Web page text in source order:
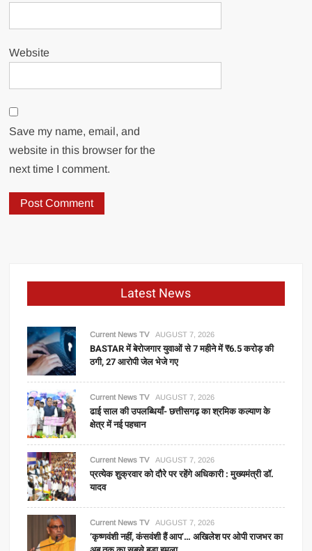
Website
Save my name, email, and
website in this browser for the
next time I comment.
Latest News
Current News TV AUGUST 7, 2026
BASTAR में बेरोजगार युवाओं से 7 महीने में ₹6.5 करोड़ की
ठगी, 27 आरोपी जेल भेजे गए
Current News TV AUGUST 7, 2026
ढाई साल की उपलब्धियाँ- छत्तीसगढ़ का श्रमिक कल्याण के
क्षेत्र में नई पहचान
Current News TV AUGUST 7, 2026
प्रत्येक शुक्रवार को दौरे पर रहेंगे अधिकारी : मुख्यमंत्री डॉ.
यादव
Current News TV AUGUST 7, 2026
‘कृष्णवंशी नहीं, कंसवंशी हैं आप’… अखिलेश पर ओपी राजभर का